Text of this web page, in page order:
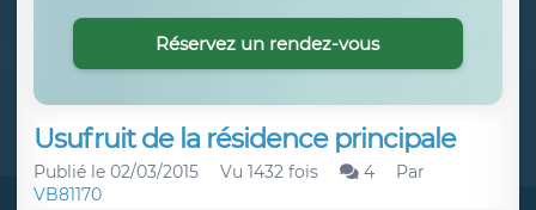
Usufruit de la résidence principale
Publié le 02/03/2015 Vu 1432 fois 4
Par
VB81170
Réservez un rendez-vous